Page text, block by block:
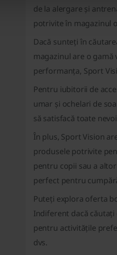
de la alergare și
potrivite în magazinul
Dacă sunteți în
magazinul are o
performanța, Sport
Pentru iubitorii de
umar și ochelari de
să satisfacă toate
În plus, Sport Vision
produsele potrivite
pentru copii sau a
perfect pentru
Puteți explora oferta
Indiferent dacă
pentru activitățile
dvs.